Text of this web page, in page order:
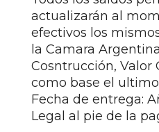
actualizarán al
efectivos los
la Camara
Cosntrucción, Valor
como base el
Fecha de entrega:
Legal al pie de la